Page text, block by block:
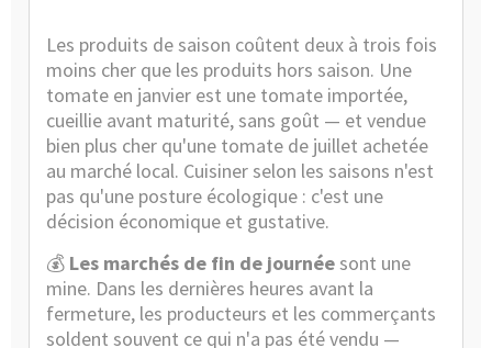
Les produits de saison coûtent deux à trois fois
moins cher que les produits hors saison. Une
tomate en janvier est une tomate importée,
cueillie avant maturité, sans goût — et vendue
bien plus cher qu'une tomate de juillet achetée
au marché local. Cuisiner selon les saisons n'est
pas qu'une posture écologique : c'est une
décision économique et gustative.
💰 Les marchés de fin de journéesont une
mine. Dans les dernières heures avant la
fermeture, les producteurs et les commerçants
soldent souvent ce qui n'a pas été vendu —